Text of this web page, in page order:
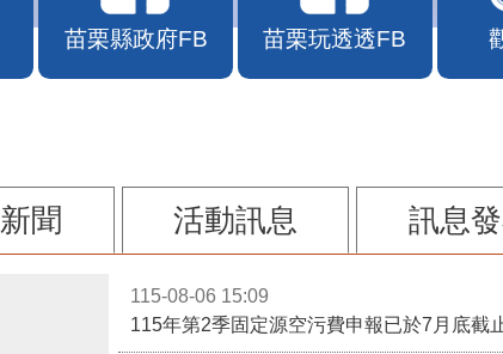
苗栗縣政府FB 苗栗玩透透FB
聞 活動訊息 訊息
115-08-06 15:09